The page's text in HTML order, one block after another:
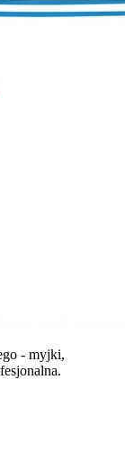
- myjki,